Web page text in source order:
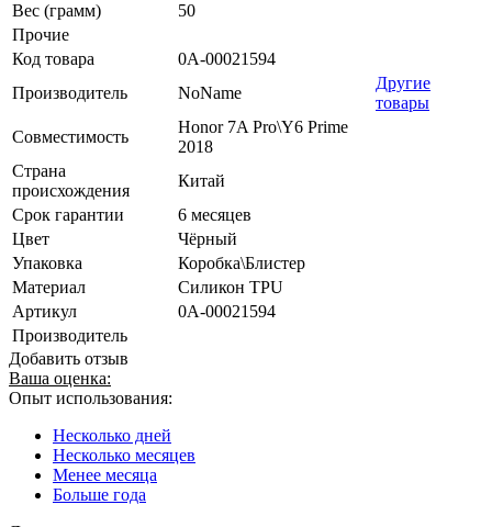
Вес (грамм)
50
Прочие
Код товара
0А-00021594
Производитель
NoName
Другие
товары
Совместимость
Honor 7A Pro\Y6 Prime
2018
Страна
происхождения
Китай
Срок гарантии
6 месяцев
Цвет
Чёрный
Упаковка
Коробка\Блистер
Материал
Силикон TPU
Артикул
0А-00021594
Производитель
Добавить отзыв
Ваша оценка:
Опыт использования:
Несколько дней
Несколько месяцев
Менее месяца
Больше года